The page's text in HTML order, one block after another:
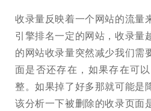
收录量反映着一个网站的流量
引擎排名一定的网站，收录量
的网站收录量突然减少我们需
面是否还存在，如果存在可
整。如果掉了好多那就可能是
该分析一下被删除的收录页面